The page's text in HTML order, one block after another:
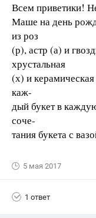
Всем приветики!
Маше на день
из роз
(р), астр (а) и
хрустальная
(х) и
каж-
дый букет в
соче-
тания букета с
5 мая 2017
1 ответ